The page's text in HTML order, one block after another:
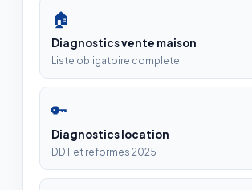
🏠
Diagnostics vente maison
Liste obligatoire complete
🔑
Diagnostics location
DDT et reformes 2025